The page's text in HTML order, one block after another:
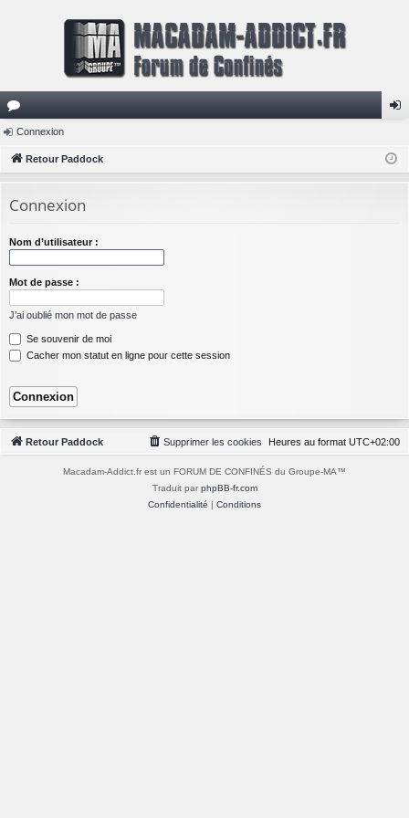
or
u
s
ne
Connexion
Retour Paddock
Connexion
Nom d’utilisateur :
Mot de passe :
J’ai oublié mon mot de passe
Se souvenir de moi
Cacher mon statut en ligne pour cette session
Retour Paddock Heures au format UTC+02:00
Supprimer les cookies
Macadam-Addict.fr est un FORUM DE CONFINÉS du Groupe-MA™
Traduit par phpBB-fr.com
Confidentialité | Conditions